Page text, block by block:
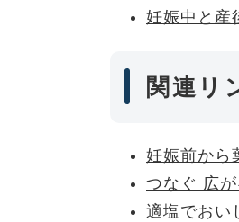
妊娠中と産
関連リ
妊娠前から
つなぐ 広
適塩でおい